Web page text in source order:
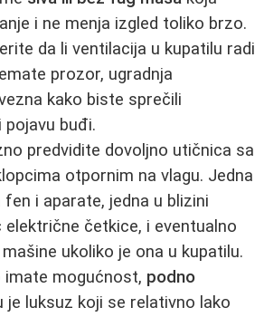
i ne menja izgled toliko brzo.
da li ventilacija u kupatilu radi
prozor, ugradnja
kako biste sprečili
pojavu buđi.
predvidite dovoljno utičnica sa
otpornim na vlagu. Jedna
i aparate, jedna u blizini
električne četkice, i eventualno
ukoliko je ona u kupatilu.
imate mogućnost, podno
je luksuz koji se relativno lako